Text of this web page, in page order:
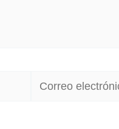
Correo